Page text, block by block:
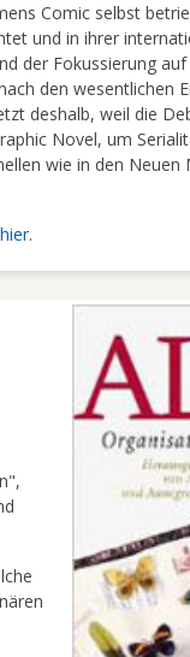
Comic selbst
und in ihrer
der Fokussierung
den wesentlichen
deshalb, weil die
Novel, um
wie in den Neuen
hier.